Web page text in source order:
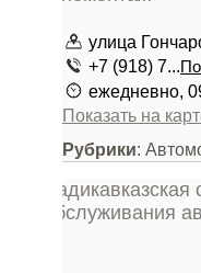
улица
+7 (918) 7...
ежедневно,
Показать на
Рубрики: